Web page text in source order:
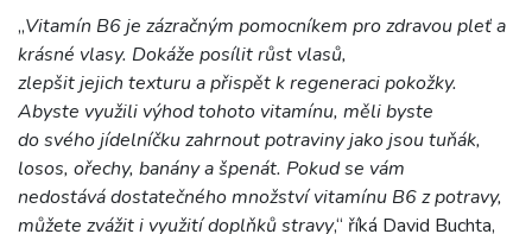
„Vitamín B6 je zázračným pomocníkem pro zdravou pleť a
krásné vlasy. Dokáže posílit růst vlasů,
zlepšit jejich texturu a přispět k regeneraci pokožky.
Abyste využili výhod tohoto vitamínu, měli byste
do svého jídelníčku zahrnout potraviny jako jsou tuňák,
losos, ořechy, banány a špenát. Pokud se vám
nedostává dostatečného množství vitamínu B6 z potravy,
můžete zvážit i využití doplňkůstravy,“ říká David Buchta,